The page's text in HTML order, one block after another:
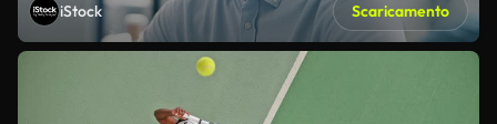
iStock Scaricamento